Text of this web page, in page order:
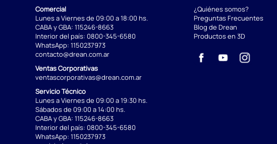
Comercial
Lunes a Viernes de 09:00 a 18:00 hs.
CABA y GBA: 115246-8663
Interior del país: 0800-345-6580
WhatsApp: 1150237973
contacto@drean.com.ar
Ventas Corporativas
ventascorporativas@drean.com.ar
Servicio Técnico
Lunes a Viernes de 09:00 a 19:30 hs.
Sábados de 09:00 a 14:00 hs.
CABA y GBA: 115246-8663
Interior del país: 0800-345-6580
WhatsApp: 1150237973
¿Quiénes somos?
Preguntas Frecuentes
Blog de Drean
Productos en 3D